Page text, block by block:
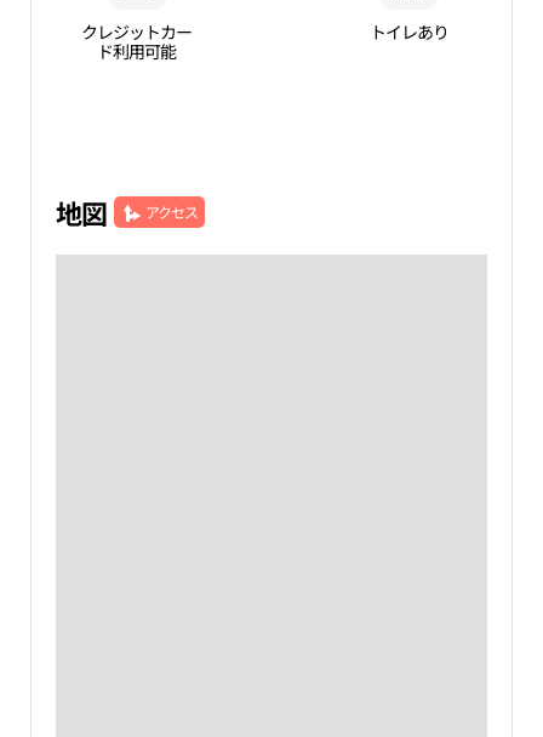
クレジットカー
ド利用可能
トイレあり
地図 アクセス